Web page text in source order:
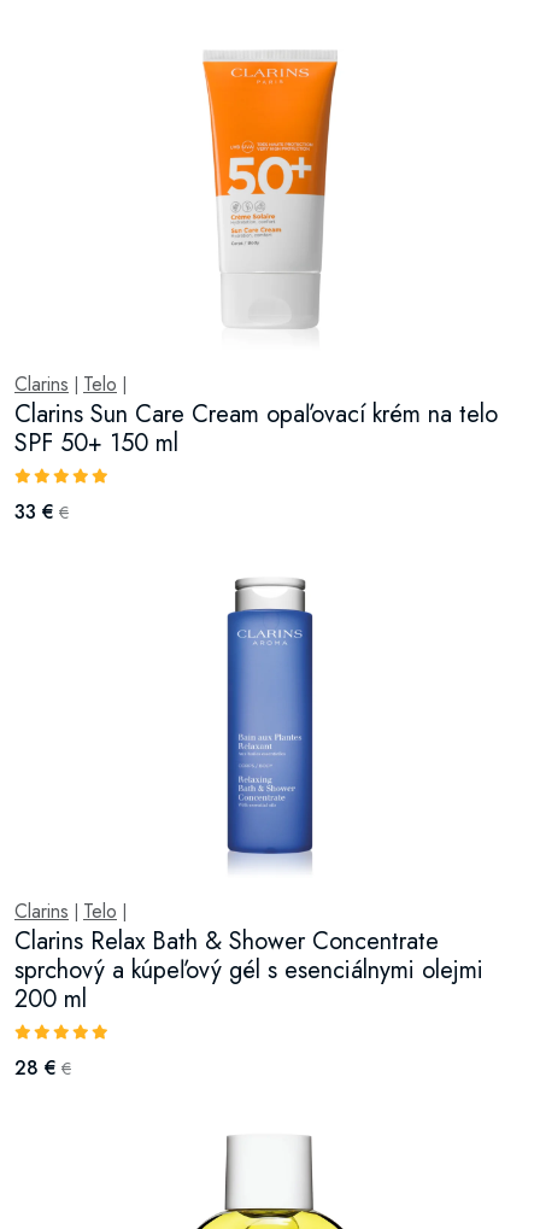
Clarins Telo
Clarins Sun Care Cream opaľovací krém na telo
SPF 50+ 150 ml
33 € €
Clarins Telo
Clarins Relax Bath & Shower Concentrate
sprchový a kúpeľový gél s esenciálnymi olejmi
200 ml
28 € €